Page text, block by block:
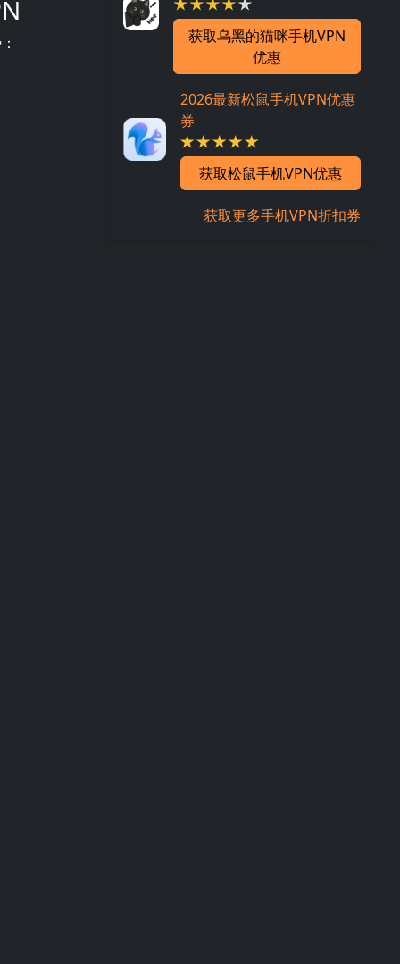
获取乌黑的猫咪手机VPN
优惠
2026最新松鼠手机VPN优惠
券
获取松鼠手机VPN优惠
获取更多手机VPN折扣券